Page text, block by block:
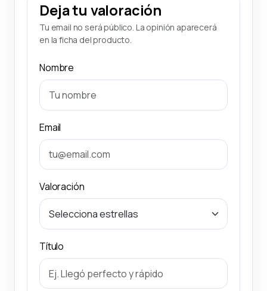
Deja tu valoración
Tu email no será público. La opinión aparecerá
en la ficha del producto.
Nombre
Email
Valoración
Título